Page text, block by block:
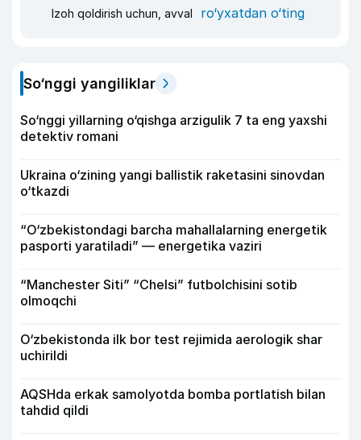
Izoh qoldirish uchun, avval ro‘yxatdan o‘ting
So‘nggi yangiliklar
So‘nggi yillarning o‘qishga arzigulik 7 ta eng yaxshi
detektiv romani
Ukraina o‘zining yangi ballistik raketasini sinovdan
o‘tkazdi
“O‘zbekistondagi barcha mahallalarning energetik
pasporti yaratiladi” — energetika vaziri
“Manchester Siti” “Chelsi” futbolchisini sotib
olmoqchi
O‘zbekistonda ilk bor test rejimida aerologik shar
uchirildi
AQSHda erkak samolyotda bomba portlatish bilan
tahdid qildi